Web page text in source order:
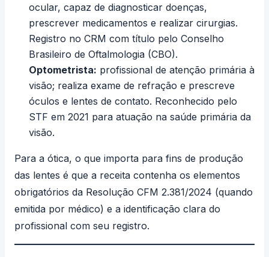
ocular, capaz de diagnosticar doenças,
prescrever medicamentos e realizar cirurgias.
Registro no CRM com título pelo Conselho
Brasileiro de Oftalmologia (CBO).
Optometrista: profissional de atenção primária à
visão; realiza exame de refração e prescreve
óculos e lentes de contato. Reconhecido pelo
STF em 2021 para atuação na saúde primária da
visão.
Para a ótica, o que importa para fins de produção
das lentes é que a receita contenha os elementos
obrigatórios da Resolução CFM 2.381/2024 (quando
emitida por médico) e a identificação clara do
profissional com seu registro.